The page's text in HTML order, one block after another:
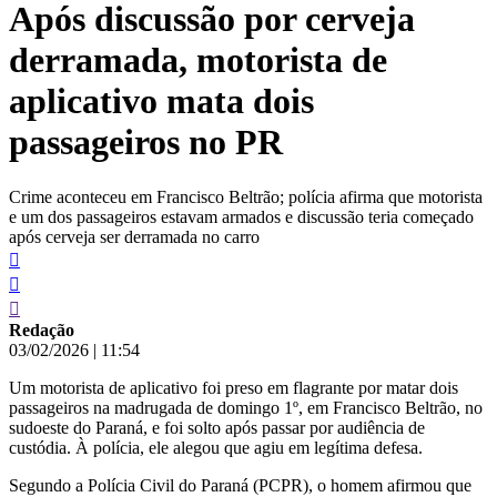
conteúdo
Após discussão por cerveja
derramada, motorista de
aplicativo mata dois
passageiros no PR
Crime aconteceu em Francisco Beltrão; polícia afirma que motorista
e um dos passageiros estavam armados e discussão teria começado
após cerveja ser derramada no carro
Redação
03/02/2026 | 11:54
Um motorista de aplicativo foi preso em flagrante por matar dois
passageiros na madrugada de domingo 1º, em Francisco Beltrão, no
sudoeste do Paraná, e foi solto após passar por audiência de
custódia. À polícia, ele alegou que agiu em legítima defesa.
Segundo a Polícia Civil do Paraná (PCPR), o homem afirmou que